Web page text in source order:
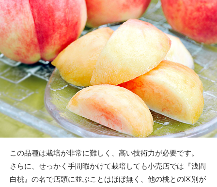
この品種は栽培が非常に難しく、高い技術力が必要です。
さらに、せっかく手間暇かけて栽培しても小売店では『浅間
白桃』の名で店頭に並ぶことはほぼ無く、他の桃との区別が